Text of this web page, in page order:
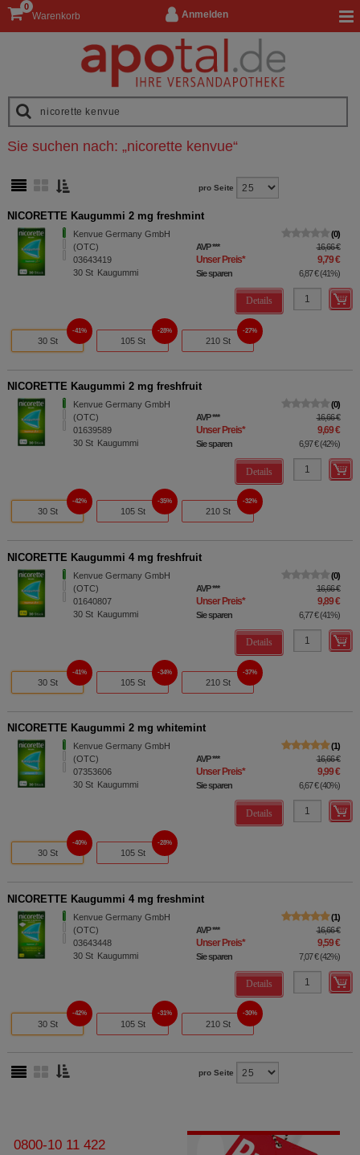
Anmelden
Warenkorb
0
Sie suchen nach: „nicorette kenvue“
pro Seite
NICORETTE Kaugummi 2 mg freshmint
Kenvue Germany GmbH
(OTC)
03643419
30 St Kaugummi
0
AVP*** 16,66 €
Unser Preis* 9,79 €
Sie sparen 6,87 €(41%)
Details
30 St
41%
105 St
28%
210 St
27%
NICORETTE Kaugummi 2 mg freshfruit
Kenvue Germany GmbH
(OTC)
01639589
30 St Kaugummi
0
AVP*** 16,66 €
Unser Preis* 9,69 €
Sie sparen 6,97 €(42%)
Details
30 St
42%
105 St
35%
210 St
32%
NICORETTE Kaugummi 4 mg freshfruit
Kenvue Germany GmbH
(OTC)
01640807
30 St Kaugummi
0
AVP*** 16,66 €
Unser Preis* 9,89 €
Sie sparen 6,77 €(41%)
Details
30 St
41%
105 St
34%
210 St
37%
NICORETTE Kaugummi 2 mg whitemint
Kenvue Germany GmbH
(OTC)
07353606
30 St Kaugummi
1
AVP*** 16,66 €
Unser Preis* 9,99 €
Sie sparen 6,67 €(40%)
Details
30 St
40%
105 St
28%
NICORETTE Kaugummi 4 mg freshmint
Kenvue Germany GmbH
(OTC)
03643448
30 St Kaugummi
1
AVP*** 16,66 €
Unser Preis* 9,59 €
Sie sparen 7,07 €(42%)
Details
30 St
42%
105 St
31%
210 St
30%
pro Seite
0800-10 11 422